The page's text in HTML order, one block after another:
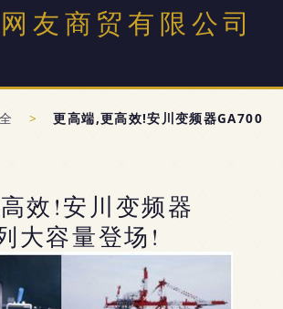
友商贸有限公司
>
更高端,更高效!安川变频器GA700
效!安川变频器
大容量登场!